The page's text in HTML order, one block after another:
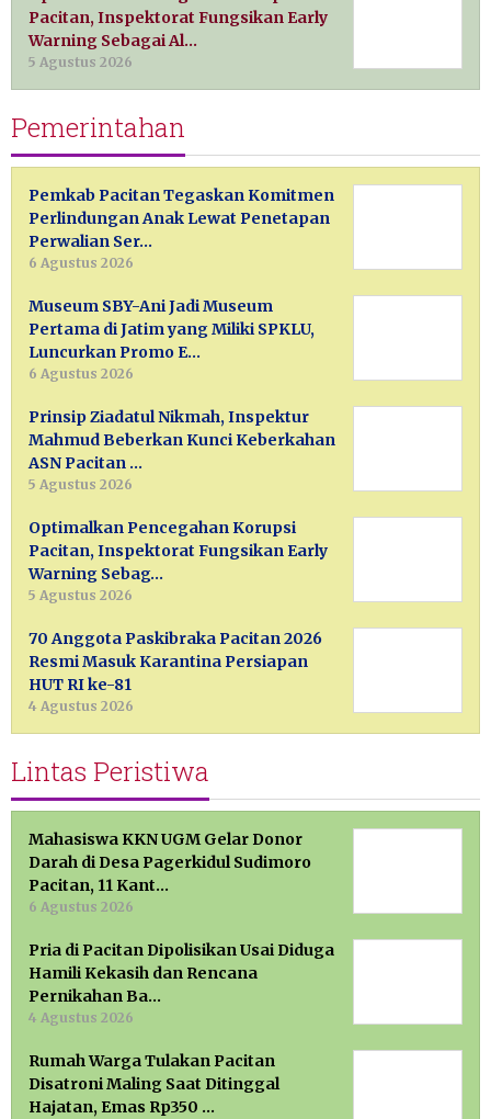
Pacitan, Inspektorat Fungsikan Early
Warning Sebagai Al…
5 Agustus 2026
Pemerintahan
Pemkab Pacitan Tegaskan Komitmen
Perlindungan Anak Lewat Penetapan
Perwalian Ser…
6 Agustus 2026
Museum SBY-Ani Jadi Museum
Pertama di Jatim yang Miliki SPKLU,
Luncurkan Promo E…
6 Agustus 2026
Prinsip Ziadatul Nikmah, Inspektur
Mahmud Beberkan Kunci Keberkahan
ASN Pacitan …
5 Agustus 2026
Optimalkan Pencegahan Korupsi
Pacitan, Inspektorat Fungsikan Early
Warning Sebag…
5 Agustus 2026
70 Anggota Paskibraka Pacitan 2026
Resmi Masuk Karantina Persiapan
HUT RI ke-81
4 Agustus 2026
Lintas Peristiwa
Mahasiswa KKN UGM Gelar Donor
Darah di Desa Pagerkidul Sudimoro
Pacitan, 11 Kant…
6 Agustus 2026
Pria di Pacitan Dipolisikan Usai Diduga
Hamili Kekasih dan Rencana
Pernikahan Ba…
4 Agustus 2026
Rumah Warga Tulakan Pacitan
Disatroni Maling Saat Ditinggal
Hajatan, Emas Rp350 …